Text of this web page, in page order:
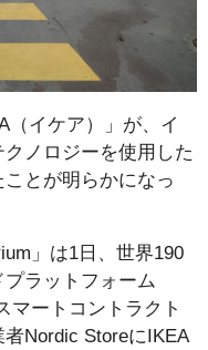
（イケア）」が、イ
ノロジーを使用した
とが明らかになっ
」は1日、世界190
ラットフォーム
マートコントラクト
Nordic StoreにIKEA